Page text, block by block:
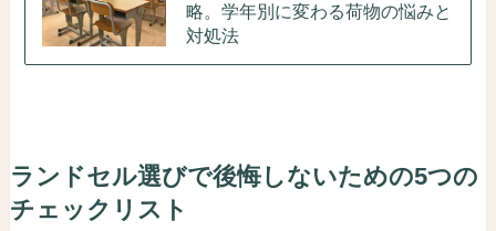
略。学年別に変わる荷物の悩みと
対処法
ランドセル選びで後悔しないための5つの
チェックリスト